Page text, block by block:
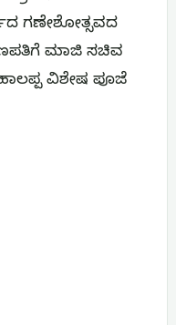
ಗಣೇಶೋತ್ಸವದ
ಮಾಜಿ ಸಚಿವ
ವಿಶೇಷ ಪೂಜೆ